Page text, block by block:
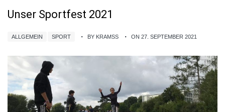
Unser Sportfest 2021
ALLGEMEIN SPORT BY KRAMSS ON 27. SEPTEMBER 2021